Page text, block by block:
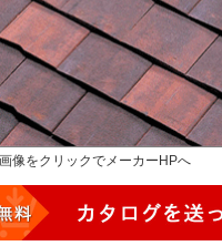
像をクリックでメーカーHPへ